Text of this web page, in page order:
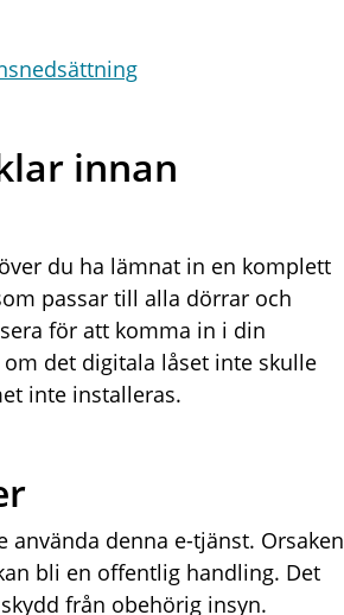
innan
du ha lämnat in en komplett
passar till alla dörrar och
för att komma in i din
det digitala låset inte skulle
inte installeras.
denna e-tjänst. Orsaken
bli en offentlig handling. Det
från obehörig insyn.